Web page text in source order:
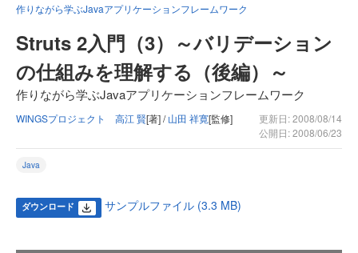
作りながら学ぶJavaアプリケーションフレームワーク
Struts 2入門（3）～バリデーション
の仕組みを理解する（後編）～
作りながら学ぶJavaアプリケーションフレームワーク
WINGSプロジェクト 高江 賢[著] /山田 祥寛[監修]
更新日: 2008/08/14
公開日: 2008/06/23
Java
ダウンロード サンプルファイル (3.3 MB)